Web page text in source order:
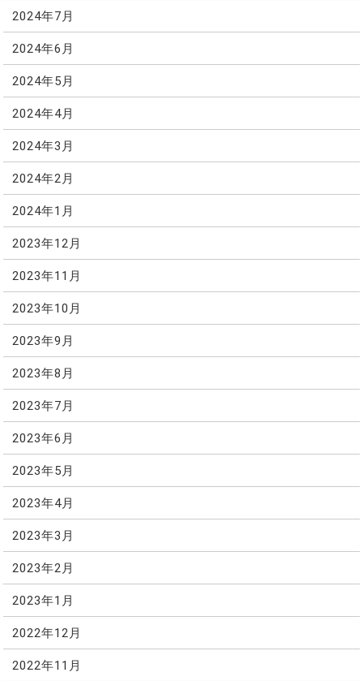
2024年7月
2024年6月
2024年5月
2024年4月
2024年3月
2024年2月
2024年1月
2023年12月
2023年11月
2023年10月
2023年9月
2023年8月
2023年7月
2023年6月
2023年5月
2023年4月
2023年3月
2023年2月
2023年1月
2022年12月
2022年11月